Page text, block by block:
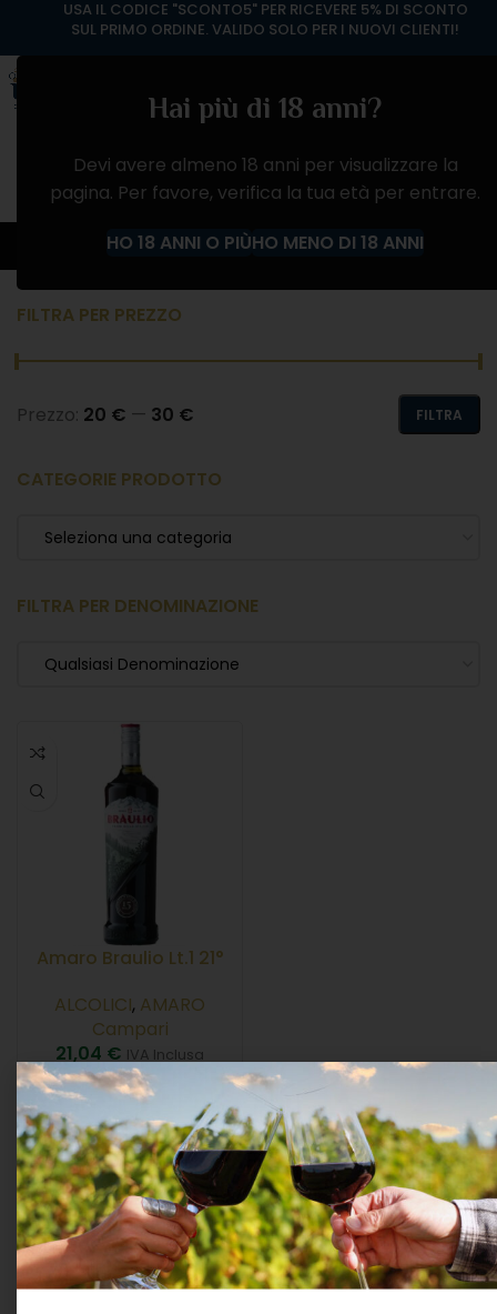
Hai più di 18 anni?
Devi avere almeno 18 anni per visualizzare la
pagina. Per favore, verifica la tua età per entrare.
HO 18 ANNI O PIÙHO MENO DI 18 ANNI
Campari
FILTRA PER PREZZO
FILTRA
Prezzo: 20 € — 30 €
CATEGORIE PRODOTTO
Seleziona una categoria
FILTRA PER DENOMINAZIONE
Qualsiasi Denominazione
Amaro Braulio Lt.1 21°
ALCOLICI, AMARO
Campari
21,04 € IVA Inclusa
AGGIUNGI AL CARRELLO
USA IL CODICE "SCONTO5" PER RICEVERE 5% DI SCONTO
SUL PRIMO ORDINE. VALIDO SOLO PER I NUOVI CLIENTI!